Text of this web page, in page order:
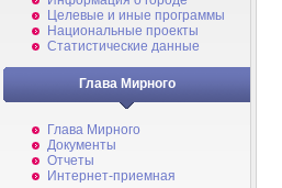
Целевые и иные программы
Национальные проекты
Статистические данные
Глава Мирного
Глава Мирного
Документы
Отчеты
Интернет-приемная